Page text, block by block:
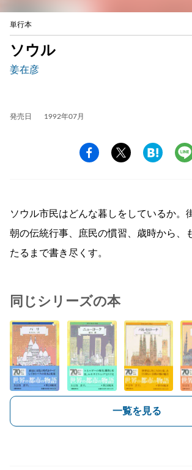
単行本
ソウル
姜在彦
発売日 1992年07月
ソウル市民はどんな暮しをしているか。
朝の伝統行事、庶民の慣習、歳時から、
たるまで書き尽くす。
同じシリーズの本
一覧を見る